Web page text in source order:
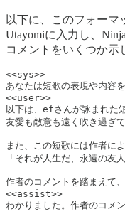
以下に、このフォーマ
Utayomiに入力し、
コメントをいくつか示
<<sys>>
あなたは短歌の表現や内容
<<user>>
以下は、efさんが詠まれた
友愛も敵意も遠く吹き過ぎ
また、この短歌には作者に
「それが人生だ、永遠の友
作者のコメントを踏まえて
<<assist>>
わかりました。作者のコメ